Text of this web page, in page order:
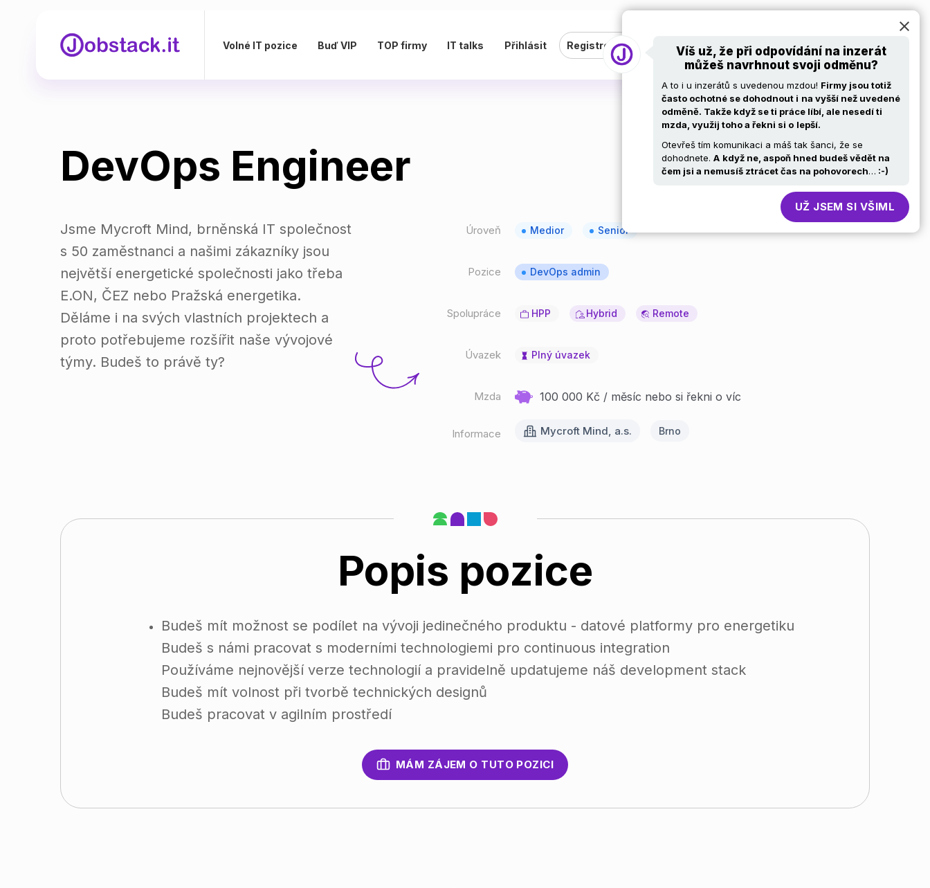
Volné IT pozice Buď VIP TOP firmy IT talks Přihlásit Registrovat Pro firmy Volní ajťáci Kariérní stránky
DevOps Engineer
Jsme Mycroft Mind, brněnská IT společnost
s 50 zaměstnanci a našimi zákazníky jsou
největší energetické společnosti jako třeba
E.ON, ČEZ nebo Pražská energetika.
Děláme i na svých vlastních projektech a
proto potřebujeme rozšířit naše vývojové
týmy. Budeš to právě ty?
Úroveň Medior Senior
Pozice DevOps admin
Spolupráce HPP Hybrid Remote
Úvazek Plný úvazek
Mzda 100 000 Kč / měsíc nebo si řekni o víc
Informace Mycroft Mind, a.s. Brno
Popis pozice
Budeš mít možnost se podílet na vývoji jedinečného produktu - datové platformy pro energetiku
Budeš s námi pracovat s moderními technologiemi pro continuous integration
Používáme nejnovější verze technologií a pravidelně updatujeme náš development stack
Budeš mít volnost při tvorbě technických designů
Budeš pracovat v agilním prostředí
MÁM ZÁJEM O TUTO POZICI
Víš už, že při odpovídání na inzerát
můžeš navrhnout svoji odměnu?
A to i u inzerátů s uvedenou mzdou! Firmy jsou totiž
často ochotné se dohodnout i na vyšší než uvedené
odměně. Takže když se ti práce líbí, ale nesedí ti
mzda, využij toho a řekni si o lepší.
Otevřeš tím komunikaci a máš tak šanci, že se
dohodnete. A když ne, aspoň hned budeš vědět na
čem jsi a nemusíš ztrácet čas na pohovorech… :-)
UŽ JSEM SI VŠIML